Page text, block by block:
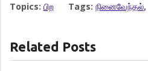
Topics: பிற Tags: நினைவேந்தல்,
Related Posts